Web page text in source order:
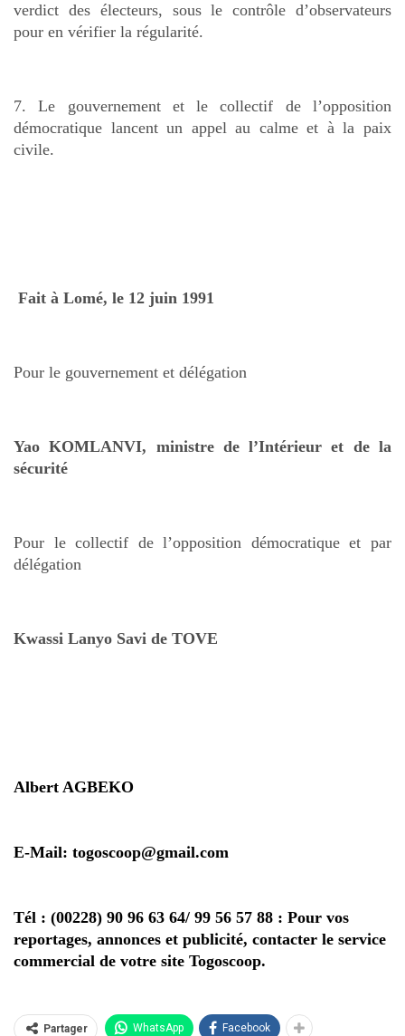
verdict des électeurs, sous le contrôle d’observateurs
pour en vérifier la régularité.
7. Le gouvernement et le collectif de l’opposition
démocratique lancent un appel au calme et à la paix
civile.
Fait à Lomé, le 12 juin 1991
Pour le gouvernement et délégation
Yao KOMLANVI, ministre de l’Intérieur et de la
sécurité
Pour le collectif de l’opposition démocratique et par
délégation
Kwassi Lanyo Savi de TOVE
Albert AGBEKO
E-Mail: togoscoop@gmail.com
Tél : (00228) 90 96 63 64/ 99 56 57 88 : Pour vos
reportages, annonces et publicité, contacter le service
commercial de votre site Togoscoop.
Partager WhatsApp Facebook